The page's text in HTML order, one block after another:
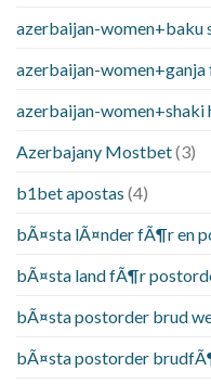
azerbaijan-women+baku
azerbaijan-women+ganja
azerbaijan-women+shaki
Azerbajany Mostbet(3)
b1bet apostas (4)
bÃ¤sta lÃ¤nder fÃ¶r en
bÃ¤sta land fÃ¶r
bÃ¤sta postorder brud
bÃ¤sta postorder